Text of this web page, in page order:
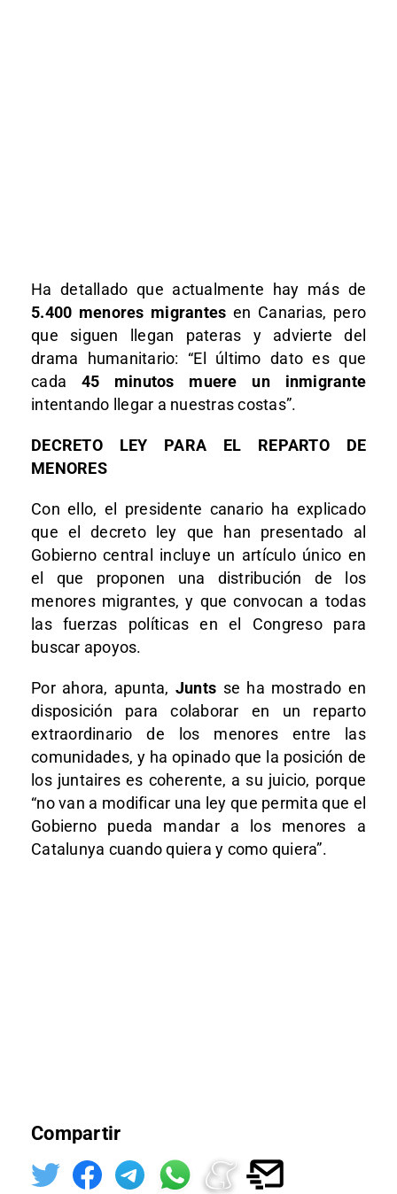
Ha detallado que actualmente hay más de
5.400 menores migrantes en Canarias, pero
que siguen llegan pateras y advierte del
drama humanitario: “El último dato es que
cada 45 minutos muere un inmigrante
intentando llegar a nuestras costas”.
DECRETO LEY PARA EL REPARTO DE
MENORES
Con ello, el presidente canario ha explicado
que el decreto ley que han presentado al
Gobierno central incluye un artículo único en
el que proponen una distribución de los
menores migrantes, y que convocan a todas
las fuerzas políticas en el Congreso para
buscar apoyos.
Por ahora, apunta, Junts se ha mostrado en
disposición para colaborar en un reparto
extraordinario de los menores entre las
comunidades, y ha opinado que la posición de
los juntaires es coherente, a su juicio, porque
“no van a modificar una ley que permita que el
Gobierno pueda mandar a los menores a
Catalunya cuando quiera y como quiera”.
Compartir